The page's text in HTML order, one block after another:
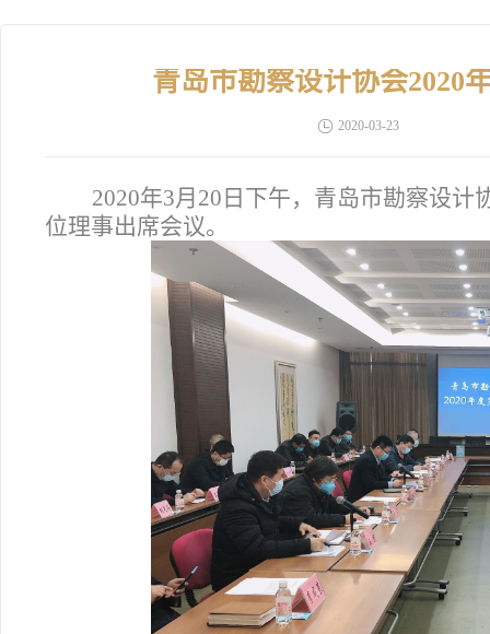
青岛市勘察设计协会2020
2020-03-23
2020年3月20日下午，青岛市勘察设计
位理事出席会议。